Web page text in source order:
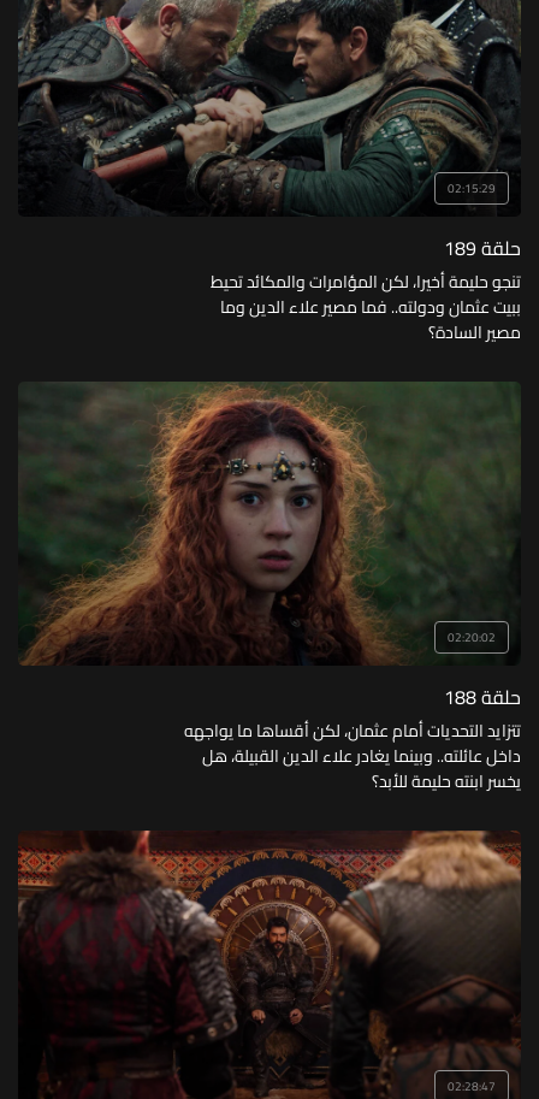
02:15:29
حلقة 189
تنجو حليمة أخيرا، لكن المؤامرات والمكائد تحيط
ببيت عثمان ودولته.. فما مصير علاء الدين وما
مصير السادة؟
02:20:02
حلقة 188
تتزايد التحديات أمام عثمان، لكن أقساها ما يواجهه
داخل عائلته.. وبينما يغادر علاء الدين القبيلة، هل
يخسر ابنته حليمة للأبد؟
02:28:47